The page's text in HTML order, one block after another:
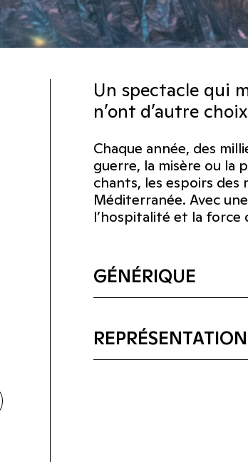
Un spectacle qui
n’ont d’autre
Chaque année, des
guerre, la misère ou la
chants, les espoirs des
Méditerranée. Avec
l’hospitalité et la force
GÉNÉRIQUE